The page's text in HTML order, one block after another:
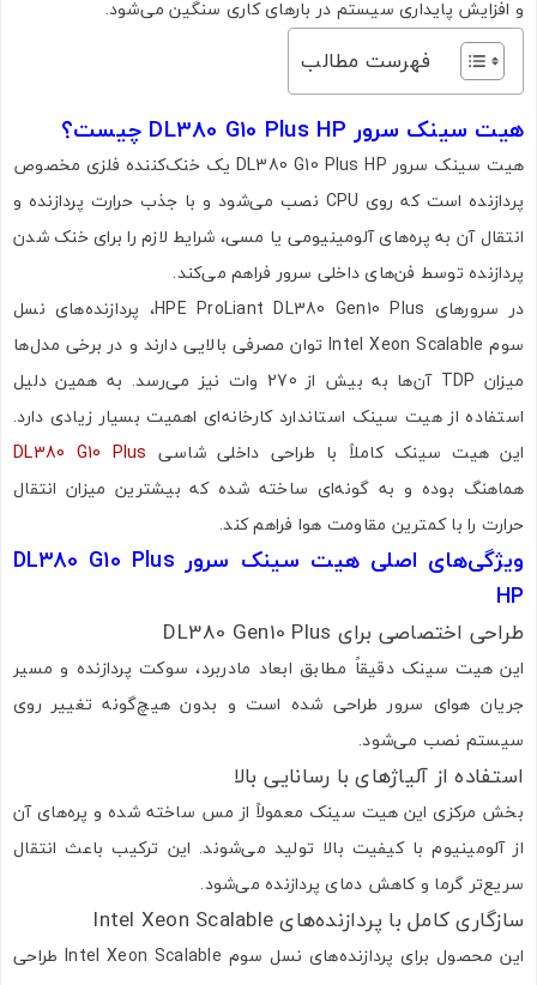
و افزایش پایداری سیستم در بارهای کاری سنگین می‌شود.
فهرست مطالب
هیت سینک سرور DL380 G10 Plus HP چیست؟
هیت سینک سرور DL380 G10 Plus HP یک خنک‌کننده فلزی مخصوص
پردازنده است که روی CPU نصب می‌شود و با جذب حرارت پردازنده و
انتقال آن به پره‌های آلومینیومی یا مسی، شرایط لازم را برای خنک شدن
پردازنده توسط فن‌های داخلی سرور فراهم می‌کند.
در سرورهای HPE ProLiant DL380 Gen10 Plus، پردازنده‌های نسل
سوم Intel Xeon Scalable توان مصرفی بالایی دارند و در برخی مدل‌ها
میزان TDP آن‌ها به بیش از 270 وات نیز می‌رسد. به همین دلیل
استفاده از هیت سینک استاندارد کارخانه‌ای اهمیت بسیار زیادی دارد.
این هیت سینک کاملاً با طراحی داخلی شاسی DL380 G10 Plus
هماهنگ بوده و به گونه‌ای ساخته شده که بیشترین میزان انتقال
حرارت را با کمترین مقاومت هوا فراهم کند.
ویژگی‌های اصلی هیت سینک سرور DL380 G10 Plus
HP
طراحی اختصاصی برای DL380 Gen10 Plus
این هیت سینک دقیقاً مطابق ابعاد مادربرد، سوکت پردازنده و مسیر
جریان هوای سرور طراحی شده است و بدون هیچ‌گونه تغییر روی
سیستم نصب می‌شود.
استفاده از آلیاژهای با رسانایی بالا
بخش مرکزی این هیت سینک معمولاً از مس ساخته شده و پره‌های آن
از آلومینیوم با کیفیت بالا تولید می‌شوند. این ترکیب باعث انتقال
سریع‌تر گرما و کاهش دمای پردازنده می‌شود.
سازگاری کامل با پردازنده‌های Intel Xeon Scalable
این محصول برای پردازنده‌های نسل سوم Intel Xeon Scalable طراحی